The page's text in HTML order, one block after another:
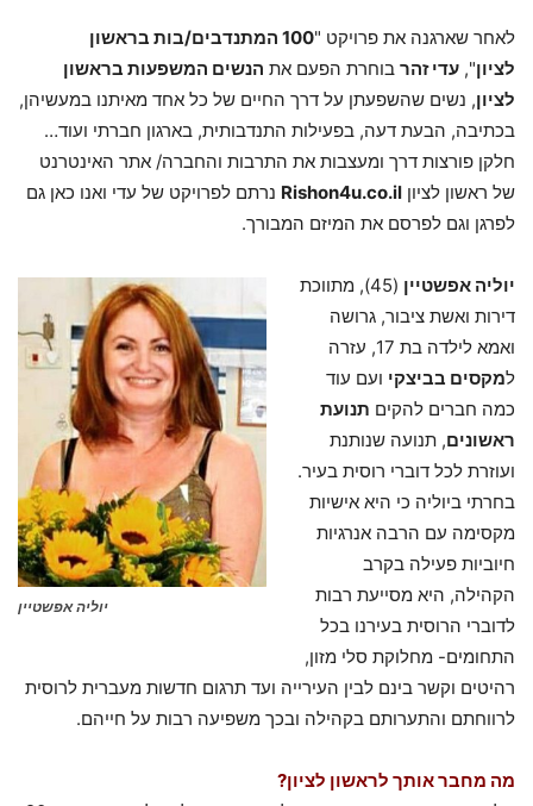
לאחר שארגנה את פרויקט "
100 המתנדבים/בות בראשון
לציון", עדי זהר בוחרת הפעם את הנשים המשפעות בראשון
לציון, נשים שהשפעתן על דרך החיים של כל אחד מאיתנו במעשיהן,
בכתיבה, הבעת דעה, בפעילות התנדבותית, בארגון חברתי ועוד…
חלקן פורצות דרך ומעצבות את התרבות והחברה/ אתר האינטרנט
של ראשון לציון Rishon4u.co.il נרתם לפרויקט של עדי ואנו כאן גם
לפרגן וגם לפרסם את המיזם המבורך.
יוליה אפשטיין
יוליה אפשטיין
(45), מתווכת
דירות ואשת ציבור, גרושה
ואמא לילדה בת 17, עזרה
למקסים בביצקי ועם עוד
כמה חברים להקים תנועת
ראשונים, תנועה שנותנת
ועוזרת לכל דוברי רוסית בעיר.
בחרתי ביוליה כי היא אישיות
מקסימה עם הרבה אנרגיות
חיוביות פעילה בקרב
הקהילה, היא מסייעת רבות
לדוברי הרוסית בעירנו בכל
התחומים- מחלוקת סלי מזון,
רהיטים וקשר בינם לבין העירייה ועד תרגום חדשות מעברית לרוסית
לרווחתם והתערותם בקהילה ובכך משפיעה רבות על חייהם.
מה מחבר אותך לראשון לציון?